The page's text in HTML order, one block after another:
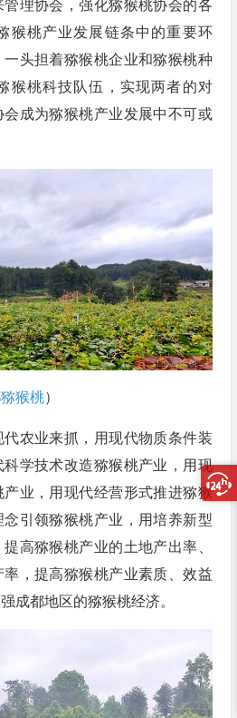
理协会，强化猕猴桃协会的各
猴桃产业发展链条中的重要环
头担着猕猴桃企业和猕猴桃种
猴桃科技队伍，实现两者的对
成为猕猴桃产业发展中不可或
猴桃）
农业来抓，用现代物质条件装
学技术改造猕猴桃产业，用现
业，用现代经营形式推进猕猴
引领猕猴桃产业，用培养新型
高猕猴桃产业的土地产出率、
，提高猕猴桃产业素质、效益
成都地区的猕猴桃经济。